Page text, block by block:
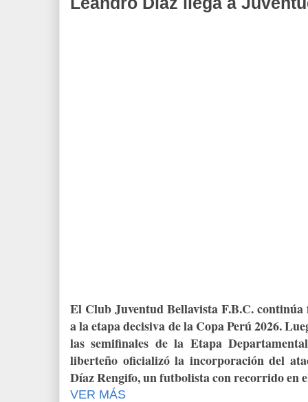
El Club Juventud Bellavista F.B.C.
a la etapa decisiva de la Copa Perú 2026.
las semifinales de la Etapa
liberteño oficializó la incorporación del
Díaz Rengifo, un futbolista con recorrido en
VER MÁS